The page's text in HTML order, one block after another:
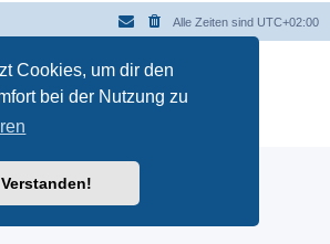
Cookies, um dir den
bei der Nutzung zu
Verstanden!
Alle Zeiten sind UTC+02:00
phpBB
® Forum Software © phpBB Limited
Übersetzung durch
|Nutzungsbedingungen|Impressum